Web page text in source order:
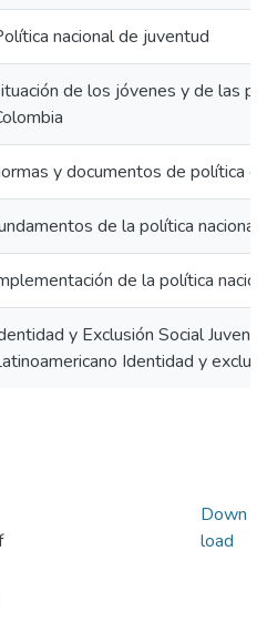
nacional de juventud
de los jóvenes y de las
y documentos de política
de la política nacional
de la política
y Exclusión Social
Identidad y
Down
load